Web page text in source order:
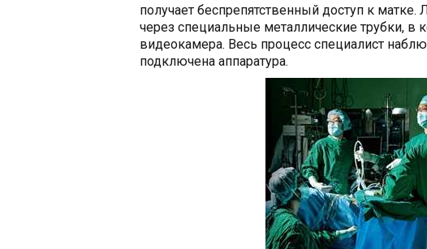
получает беспрепятственный доступ к матке.
через специальные металлические трубки, в
видеокамера. Весь процесс специалист
подключена аппаратура.